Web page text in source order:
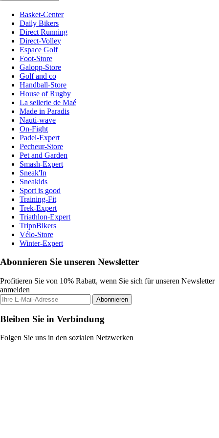
Basket-Center
Daily Bikers
Direct Running
Direct-Volley
Espace Golf
Foot-Store
Galopp-Store
Golf and co
Handball-Store
House of Rugby
La sellerie de Maé
Made in Paradis
Nauti-wave
On-Fight
Padel-Expert
Pecheur-Store
Pet and Garden
Smash-Expert
Sneak'In
Sneakids
Sport is good
Training-Fit
Trek-Expert
Triathlon-Expert
TripnBikers
Vélo-Store
Winter-Expert
Abonnieren Sie unseren Newsletter
Profitieren Sie von 10% Rabatt, wenn Sie sich für unseren Newsletter
anmelden
Abonnieren
Bleiben Sie in Verbindung
Folgen Sie uns in den sozialen Netzwerken